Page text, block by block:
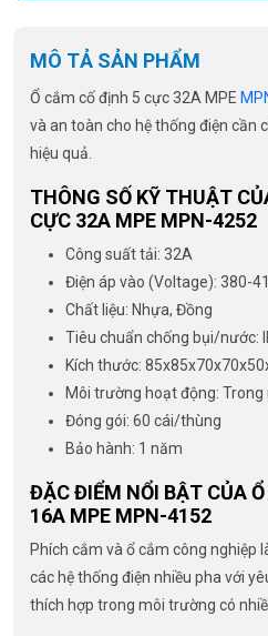
MÔ TẢ SẢN PHẨM
Ổ cắm cố định 5 cực 32A MPE
và an toàn cho hệ thống điện cần
hiệu quả.
THÔNG SỐ KỸ THUẬT
CỰC 32A MPE MPN-4252
Công suất tải: 32A
Điện áp vào (Voltage): 380-
Chất liệu: Nhựa, Đồng
Tiêu chuẩn chống bụi/nước:
Kích thước:
Môi trường hoạt động: Trong
Đóng gói: 60 cái/thùng
Bảo hành: 1 năm
ĐẶC ĐIỂM NỔI BẬT CỦA
16A MPE MPN-4152
Phích cắm và ổ cắm công nghiệp
các hệ thống điện nhiều pha với
thích hợp trong môi trường có